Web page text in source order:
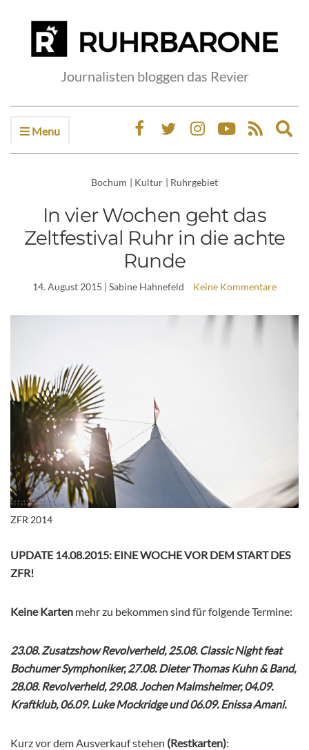
Journalisten bloggen das Revier
Menu
Bochum | Kultur | Ruhrgebiet
In vier Wochen geht das
Zeltfestival Ruhr in die achte
Runde
14. August 2015 | Sabine Hahnefeld Keine Kommentare
ZFR 2014
UPDATE 14.08.2015: EINE WOCHE VOR DEM START DES
ZFR!
Keine Karten mehr zu bekommen sind für folgende Termine:
23.08. Zusatzshow Revolverheld, 25.08. Classic Night feat
Bochumer Symphoniker, 27.08. Dieter Thomas Kuhn & Band,
28.08. Revolverheld, 29.08. Jochen Malmsheimer, 04.09.
Kraftklub, 06.09. Luke Mockridge und 06.09. Enissa Amani.
Kurz vor dem Ausverkauf stehen (Restkarten):